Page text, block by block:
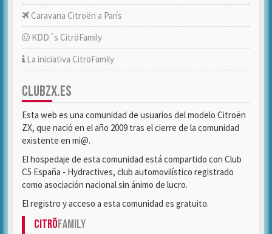
Caravana Citroën a París
KDD´s CitröFamily
La iniciativa CitröFamily
CLUBZX.ES
Esta web es una comunidad de usuarios del modelo Citroën
ZX, que nació en el año 2009 tras el cierre de la comunidad
existente en mi@.
El hospedaje de esta comunidad está compartido con Club
C5 España - Hydractives, club automovilístico registrado
como asociación nacional sin ánimo de lucro.
El registro y acceso a esta comunidad es gratuito.
CitröFamily